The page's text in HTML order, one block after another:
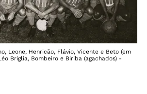
Leone, Henricão, Flávio, Vicente e Beto (em
Briglia, Bombeiro e Biriba (agachados) -